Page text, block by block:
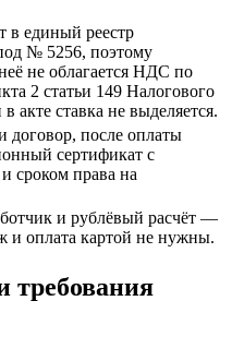
в единый реестр
№ 5256, поэтому
не облагается НДС по
2 статьи 149 Налогового
акте ставка не выделяется.
договор, после оплаты
сертификат с
сроком права на
и рублёвый расчёт —
и оплата картой не нужны.
требования